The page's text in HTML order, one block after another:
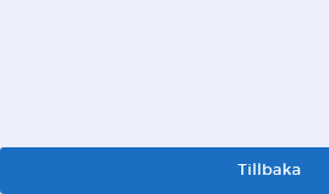
Tillbaka